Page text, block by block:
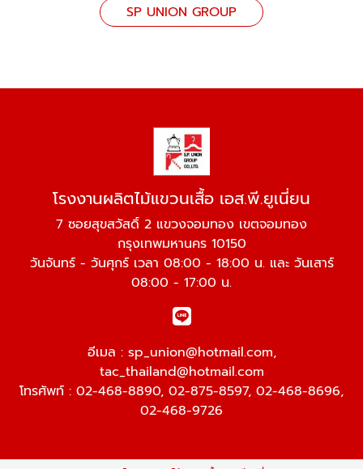
SP UNION GROUP
โรงงานผลิตไม้แขวนเสื้อ เอส.พี.ยูเนี่ยน
7 ซอยสุขสวัสดิ์ 2 แขวงจอมทอง เขตจอมทอง
กรุงเทพมหานคร 10150
วันจันทร์ - วันศุกร์ เวลา 08:00 - 18:00 น. และ วันเสาร์
08:00 - 17:00 น.
อีเมล : sp_union@hotmail.com,
tac_thailand@hotmail.com
โทรศัพท์ : 02-468-8890, 02-875-8597, 02-468-8696,
02-468-9726